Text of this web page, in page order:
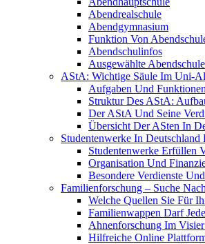
Abendrealschule
Abendgymnasium
Funktion Von
Abendschulinfos
Ausgewählte
AStA: Wichtige Säule Im Uni-
Aufgaben Und
Struktur Des AStA:
Der AStA Und Seine
Übersicht Der ASten In
Studentenwerke In
Studentenwerke Erfüllen
Organisation Und
Besondere Verdienste
Familienforschung – Suche
Welche Quellen Sie Für
Familienwappen Darf
Ahnenforschung Im
Hilfreiche Online